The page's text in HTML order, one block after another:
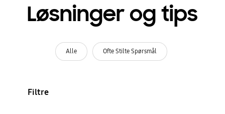
Løsninger og tips
Alle Ofte Stilte Spørsmål
Filtre